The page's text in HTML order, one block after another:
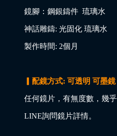
鏡腳：鋼銀鑄件 琉璃水
神話雕鑄: 光固化 琉璃水
製作時間: 2個月
▎配鏡方式: 可透明 可墨鏡
任何鏡片，有無度數，幾
LINE詢問鏡片詳情。